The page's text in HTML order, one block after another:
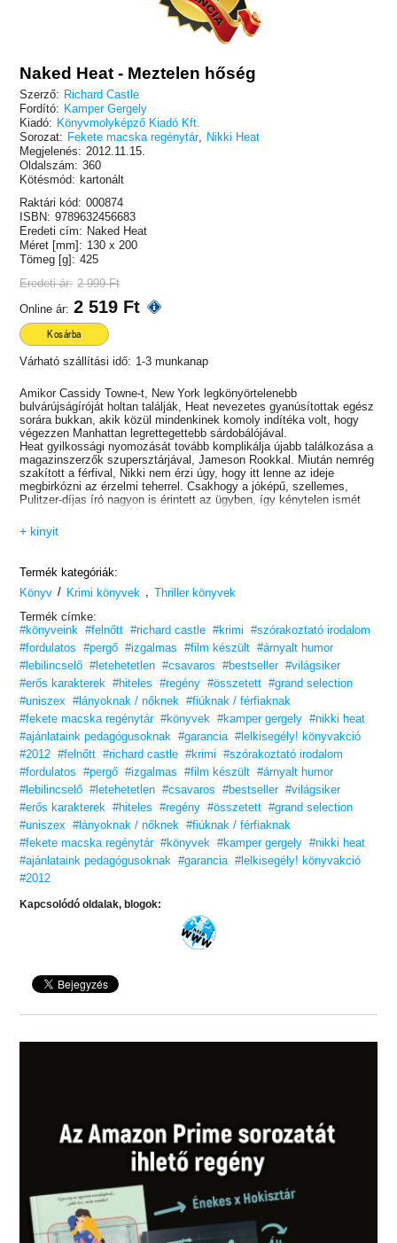
Naked Heat - Meztelen hőség
Szerző: Richard Castle
Fordító: Kamper Gergely
Kiadó: Könyvmolyképző Kiadó Kft.
Sorozat: Fekete macska regénytár, Nikki Heat
Megjelenés: 2012.11.15.
Oldalszám: 360
Kötésmód: kartonált
Raktári kód: 000874
ISBN: 9789632456683
Eredeti cím: Naked Heat
Méret [mm]: 130 x 200
Tömeg [g]: 425
Eredeti ár: 2 999 Ft
Online ár: 2 519 Ft
Kosárba
Várható szállítási idő: 1-3 munkanap
Amikor Cassidy Towne-t, New York legkönyörtelenebb
bulvárújságíróját holtan találják, Heat nevezetes gyanúsítottak egész
sorára bukkan, akik közül mindenkinek komoly indítéka volt, hogy
végezzen Manhattan legrettegettebb sárdobálójával.
Heat gyilkossági nyomozását tovább komplikálja újabb találkozása a
magazinszerzők szupersztárjával, Jameson Rookkal. Miután nemrég
szakított a férfival, Nikki nem érzi úgy, hogy itt lenne az ideje
megbirkózni az érzelmi teherrel. Csakhogy a jóképű, szellemes,
Pulitzer-díjas író nagyon is érintett az ügyben, így kénytelen ismét
együtt dolgozni vele. Megoldatlan kapcsolati problémák feszültsége
és szexuális izzás tölti be a levegőt, miközben Heat és Rook
hírességek és maffiózók, énekesek és prostituáltak, profi sportolók
Az új eset mindent elsöprő hullámokat kelt a titkok, eltussolt ügyek
és botrányok világában.
+ kinyit
Termék kategóriák:
Könyv / Krimi könyvek , Thriller könyvek
Termék címke:
#könyveink
#felnőtt #richard castle #krimi
#szórakoztató irodalom
#fordulatos
#pergő #izgalmas #film készült #árnyalt humor
#lebilincselő #letehetetlen #csavaros #bestseller #világsiker
#erős karakterek
#hiteles #regény #összetett #grand selection
#uniszex
#lányoknak / nőknek
#fiúknak / férfiaknak
#fekete macska regénytár #könyvek #kamper gergely #nikki heat
#ajánlataink pedagógusoknak
#garancia #lelkisegély! könyvakció
#2012 #felnőtt #richard castle #krimi
#szórakoztató irodalom
#fordulatos
#pergő #izgalmas #film készült #árnyalt humor
#lebilincselő #letehetetlen #csavaros #bestseller #világsiker
#erős karakterek
#hiteles #regény #összetett #grand selection
#uniszex
#lányoknak / nőknek
#fiúknak / férfiaknak
#fekete macska regénytár #könyvek #kamper gergely #nikki heat
#ajánlataink pedagógusoknak
#garancia #lelkisegély! könyvakció
#2012
Kapcsolódó oldalak, blogok: